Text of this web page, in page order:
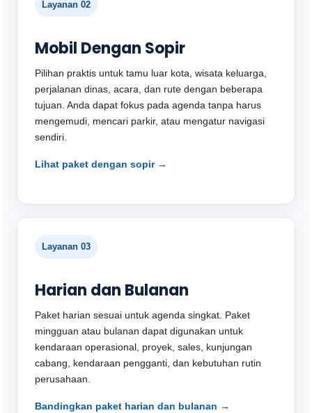
Layanan 02
Mobil Dengan Sopir
Pilihan praktis untuk tamu luar kota, wisata keluarga,
perjalanan dinas, acara, dan rute dengan beberapa
tujuan. Anda dapat fokus pada agenda tanpa harus
mengemudi, mencari parkir, atau mengatur navigasi
sendiri.
Lihat paket dengan sopir →
Layanan 03
Harian dan Bulanan
Paket harian sesuai untuk agenda singkat. Paket
mingguan atau bulanan dapat digunakan untuk
kendaraan operasional, proyek, sales, kunjungan
cabang, kendaraan pengganti, dan kebutuhan rutin
perusahaan.
Bandingkan paket harian dan bulanan →